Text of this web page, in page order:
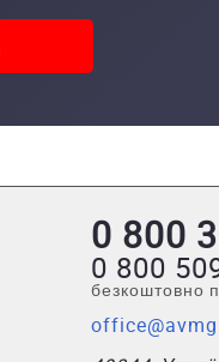
0 800
0 800
безкоштовно